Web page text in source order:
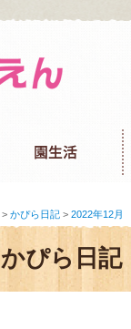
> かぴら日記 > 2022年12月
かぴら日記